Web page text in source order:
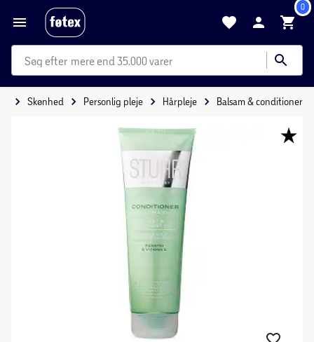
0
mere end 35.000 varer
Skønhed Personlig pleje Hårpleje Balsam & conditioner